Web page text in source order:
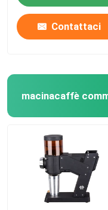
Contattaci
macinacaffè